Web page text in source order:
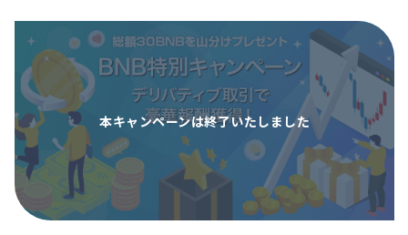
1,000ドル相当のボーナスをプレゼントいたします。
本キャンペーンは終了いたしました